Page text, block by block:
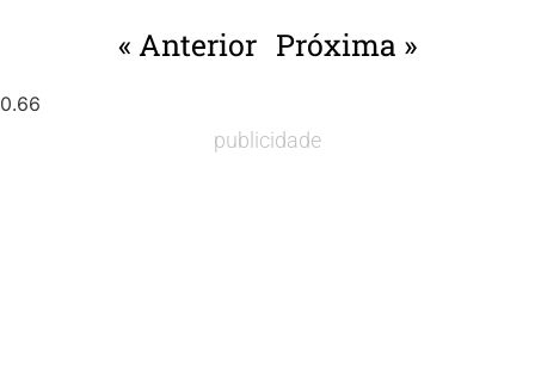
« Anterior Próxima »
publicidade